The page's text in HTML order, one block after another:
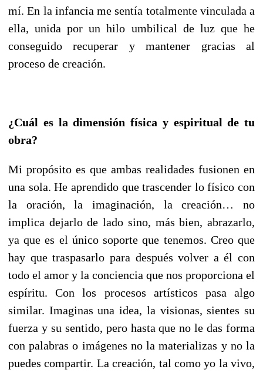
mí. En la infancia me sentía totalmente vinculada a
ella, unida por un hilo umbilical de luz que he
conseguido recuperar y mantener gracias al
proceso de creación.
¿Cuál es la dimensión física y espiritual de tu
obra?
Mi propósito es que ambas realidades fusionen en
una sola. He aprendido que trascender lo físico con
la oración, la imaginación, la creación… no
implica dejarlo de lado sino, más bien, abrazarlo,
ya que es el único soporte que tenemos. Creo que
hay que traspasarlo para después volver a él con
todo el amor y la conciencia que nos proporciona el
espíritu.Con los procesos artísticos pasa algo
similar. Imaginas una idea, la visionas, sientes su
fuerza y su sentido, pero hasta que no le das forma
con palabras o imágenes no la materializas y no la
puedes compartir. La creación, tal como yo la vivo,